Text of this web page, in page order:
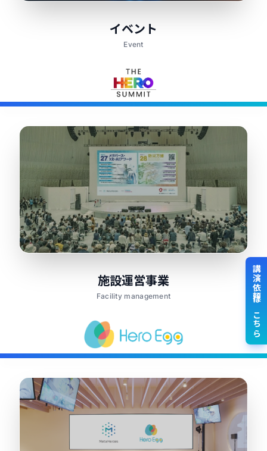
イベント
Event
施設運営事業
Facility management 講演依頼はこちら